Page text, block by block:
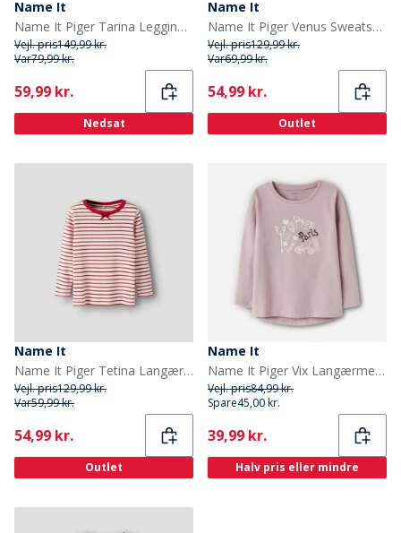
Name It
Name It Piger Tarina Leggings Navy Blazer
Vejl. pris149,99 kr.
Var79,99 kr.
Current
59,99 kr.
Nedsat
Name It
Name It Piger Venus Sweatshirt Lilac Marble
Vejl. pris129,99 kr.
Var69,99 kr.
Current
54,99 kr.
Outlet
Name It
Name It Piger Tetina Langærmet T-shirt Scarlet
Vejl. pris129,99 kr.
Var59,99 kr.
Current
54,99 kr.
Outlet
Name It
Name It Piger Vix Langærmet Top Keepsake Lilac
Vejl. pris84,99 kr.
Spare45,00 kr.
Current
39,99 kr.
Halv pris eller mindre